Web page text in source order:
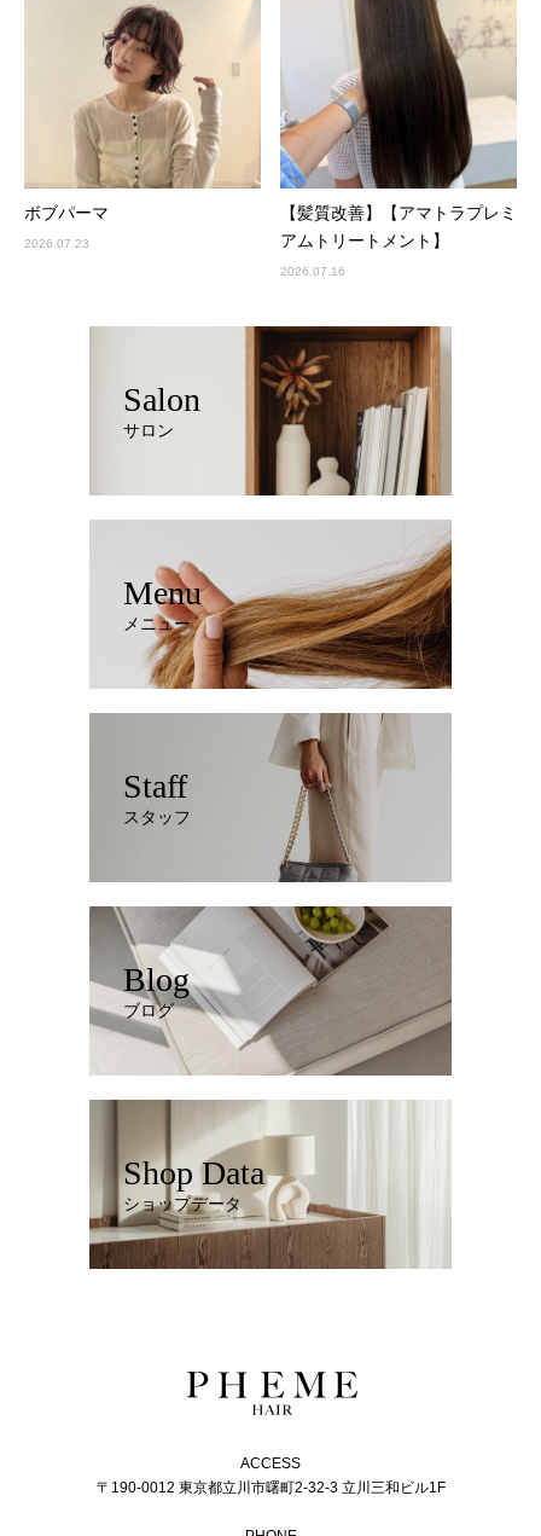
ボブパーマ
2026.07.23
【髪質改善】【アマトラプレミ
アムトリートメント】
2026.07.16
Salon
サロン
Menu
メニュー
Staff
スタッフ
Blog
ブログ
Shop Data
ショップデータ
ACCESS
〒190-0012 東京都立川市曙町2-32-3 立川三和ビル1F